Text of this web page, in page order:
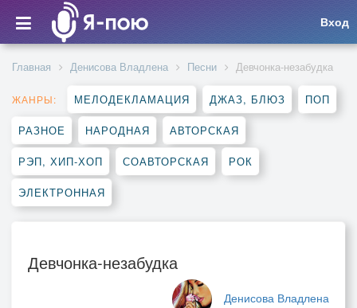
Вход
Главная Денисова Владлена Песни Девчонка-незабудка
ЖАНРЫ: МЕЛОДЕКЛАМАЦИЯ ДЖАЗ, БЛЮЗ ПОП
РАЗНОЕ НАРОДНАЯ АВТОРСКАЯ
РЭП, ХИП-ХОП СОАВТОРСКАЯ РОК
ЭЛЕКТРОННАЯ
Девчонка-незабудка
Денисова Владлена